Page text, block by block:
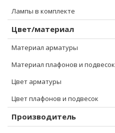
Лампы в комплекте
Цвет/материал
Материал арматуры
Материал плафонов и подвесок
Цвет арматуры
Цвет плафонов и подвесок
Производитель